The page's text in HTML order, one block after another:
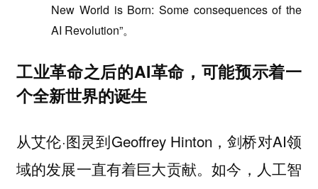
New World is Born: Some consequences of the
AI Revolution”。
工业革命之后的AI革命，可能预示着一
个全新世界的诞生
从艾伦·图灵到Geoffrey Hinton，剑桥对AI领
域的发展一直有着巨大贡献。如今，人工智